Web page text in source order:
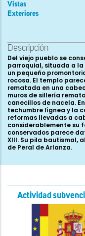
Vistas
Exteriores
Descripción
Del viejo pueblo se
parroquial, situada a
un pequeño
rocosa. El templo
rematada en una
muros de sillería
canecillos de nacela.
techumbre lígnea y la
reformas llevadas a
considerablemente su
conservados parece
XIII. Su pila bautismal,
de Peral de Arlanza.
Actividad